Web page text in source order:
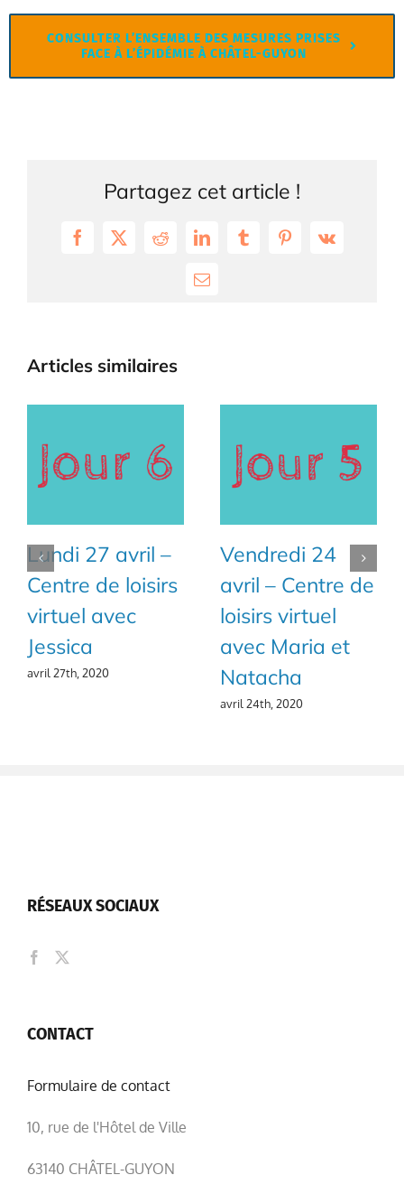
CONSULTER L’ENSEMBLE DES MESURES PRISES
FACE À L’ÉPIDÉMIE À CHÂTEL-GUYON
Partagez cet article !
Facebook
X RedditLinkedInTumblrPinterest
Vk
Email
Articles similaires
Lundi 27 avril –
Centre de loisirs
virtuel avec
Jessica
avril 27th, 2020
Vendredi 24
avril – Centre de
loisirs virtuel
avec Maria et
Natacha
avril 24th, 2020
RÉSEAUX SOCIAUX
CONTACT
Formulaire de contact
10, rue de l'Hôtel de Ville
63140 CHÂTEL-GUYON